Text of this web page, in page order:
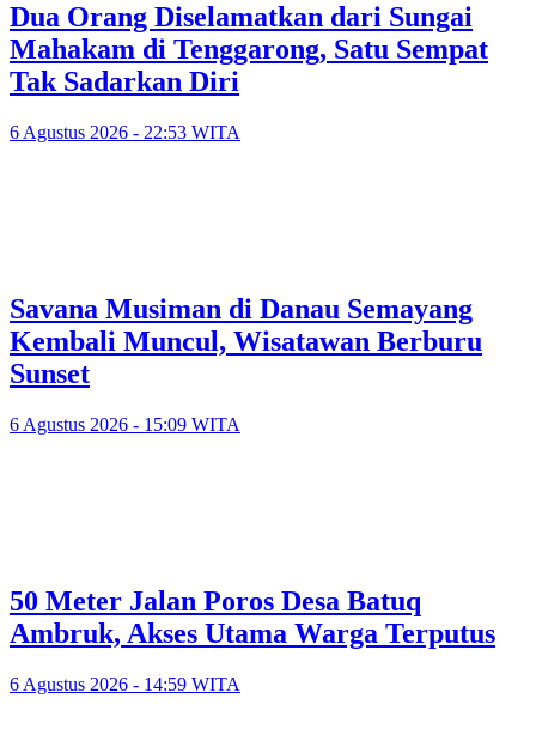
Dua Orang Diselamatkan dari Sungai
Mahakam di Tenggarong, Satu Sempat
Tak Sadarkan Diri
6 Agustus 2026 - 22:53 WITA
Savana Musiman di Danau Semayang
Kembali Muncul, Wisatawan Berburu
Sunset
6 Agustus 2026 - 15:09 WITA
50 Meter Jalan Poros Desa Batuq
Ambruk, Akses Utama Warga Terputus
6 Agustus 2026 - 14:59 WITA